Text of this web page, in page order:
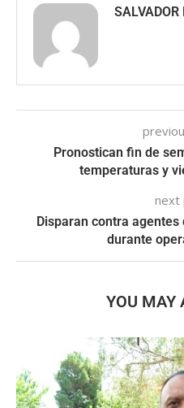
Pronostican fin de
temperaturas y
next
Disparan contra
durante
YOU MAY